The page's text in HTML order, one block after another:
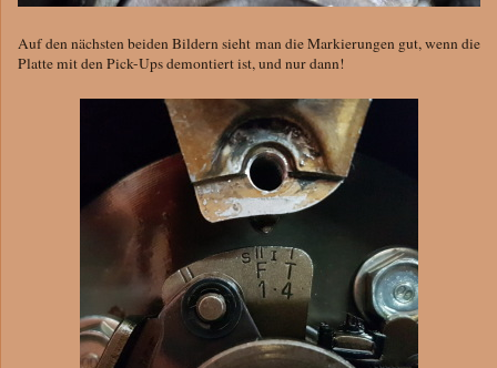
Auf den nächsten beiden Bildern sieht man die Markierungen gut, wenn die
Platte mit den Pick-Ups demontiert ist, und nur dann!